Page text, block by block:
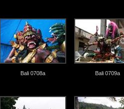
Bali 0708a Bali 0709a